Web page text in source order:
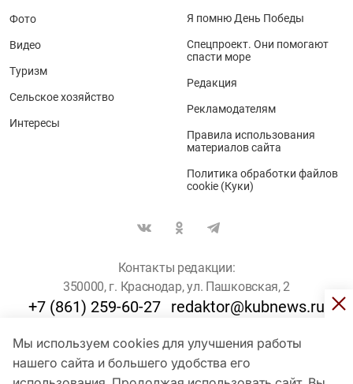
Мы используем cookies для улучшения работы
нашего сайта и большего удобства его
Фото
Видео
Туризм
Сельское хозяйство
Интересы
Я помню День Победы
Спецпроект. Они помогают
спасти море
Редакция
Рекламодателям
Правила использования
материалов сайта
Политика обработки файлов
cookie (Куки)
Контакты редакции:
350000, г. Краснодар, ул. Пашковская, 2
+7 (861) 259-60-27 redaktor@kubnews.ru
Для пользователей старше 16 лет
© Кубанские Новости, 2017